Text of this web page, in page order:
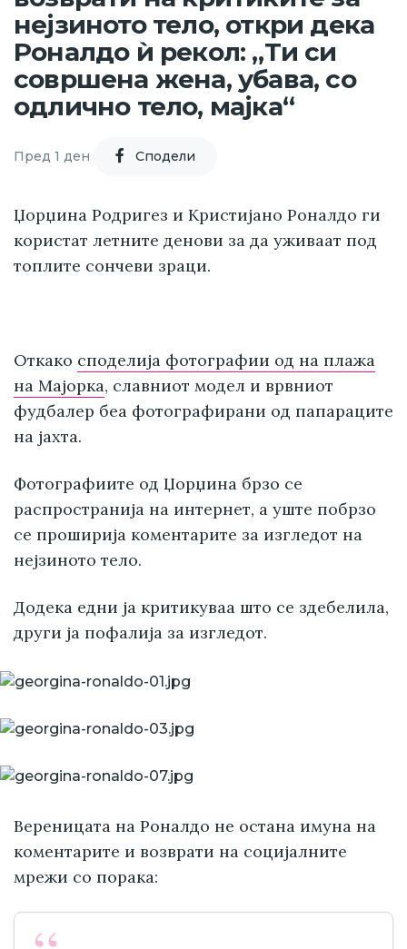
нејзиното тело, откри дека
Роналдо ѝ рекол: „Ти си
совршена жена, убава, со
одлично тело, мајка“
Пред 1 ден Cподели
Џорџина Родригез и Кристијано Роналдо ги
користат летните денови за да уживаат под
топлите сончеви зраци.
Откако споделија фотографии од на плажа
на Мајорка, славниот модел и врвниот
фудбалер беа фотографирани од папараците
на јахта.
Фотографиите од Џорџина брзо се
распространија на интернет, а уште побрзо
се проширија коментарите за изгледот на
нејзиното тело.
Додека едни ја критикуваа што се здебелила,
други ја пофалија за изгледот.
Вереницата на Роналдо не остана имуна на
коментарите и возврати на социјалните
мрежи со порака: